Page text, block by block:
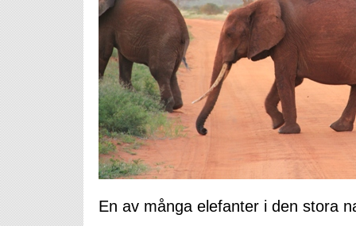
En av många elefanter i den stora